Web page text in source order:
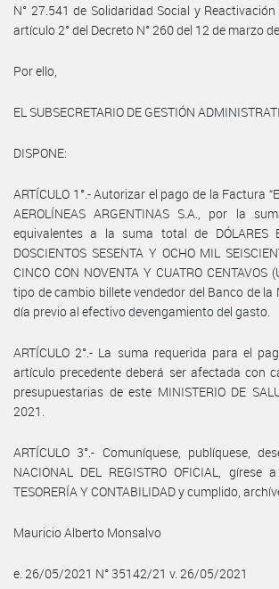
N° 27.541 de Solidaridad Social y
artículo 2° del Decreto N° 260 del 12 de marzo
Por ello,
EL SUBSECRETARIO DE GESTIÓN
DISPONE:
ARTÍCULO 1°.- Autorizar el pago de la Factura
AEROLÍNEAS ARGENTINAS S.A., por la
equivalentes a la suma total de DÓLARES
DOSCIENTOS SESENTA Y OCHO MIL
CINCO CON NOVENTA Y CUATRO CENTAVOS
tipo de cambio billete vendedor del Banco de la
día previo al efectivo devengamiento del gasto.
ARTÍCULO 2°.- La suma requerida para el
artículo precedente deberá ser afectada con
presupuestarias de este MINISTERIO DE
2021.
ARTÍCULO 3°.- Comuníquese, publíquese,
NACIONAL DEL REGISTRO OFICIAL, gírese
TESORERÍA Y CONTABILIDAD y cumplido,
Mauricio Alberto Monsalvo
e. 26/05/2021 N° 35142/21 v. 26/05/2021